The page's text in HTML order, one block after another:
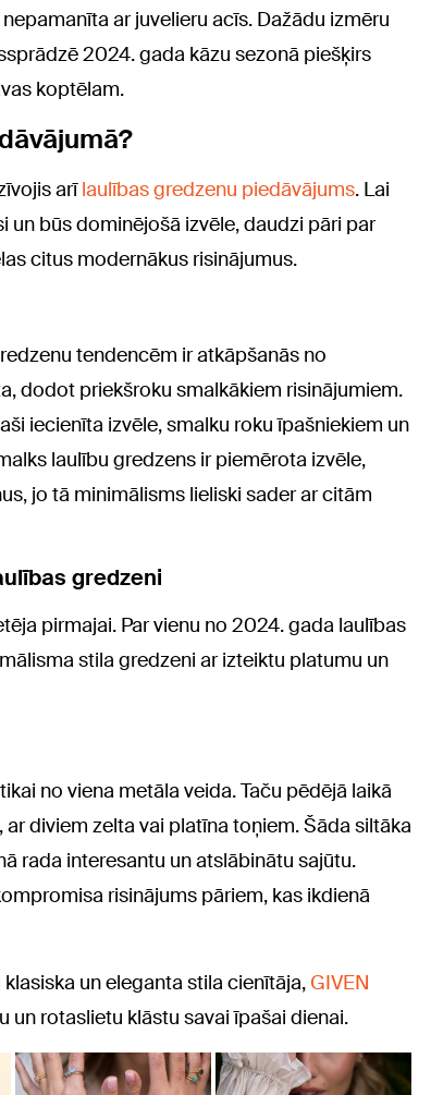
ar juvelieru acīs. Dažādu izmēru
2024. gada kāzu sezonā piešķirs
koptēlam.
arīlaulības gredzenu piedāvājums. Lai
un būs dominējošā izvēle, daudzi pāri par
citus modernākus risinājumus.
tendencēm ir atkāpšanās no
dodot priekšroku smalkākiem risinājumiem.
iecienīta izvēle, smalku roku īpašniekiem un
laulību gredzens ir piemērota izvēle,
jo tā minimālisms lieliski sader ar citām
gredzeni
pirmajai. Par vienu no 2024. gada laulības
stila gredzeni ar izteiktu platumu un
no viena metāla veida. Taču pēdējā laikā
, ar diviem zelta vai platīna toņiem. Šāda siltāka
rada interesantu un atslābinātu sajūtu.
risinājums pāriem, kas ikdienā
un eleganta stila cienītāja, GIVEN
un rotaslietu klāstu savai īpašai dienai.